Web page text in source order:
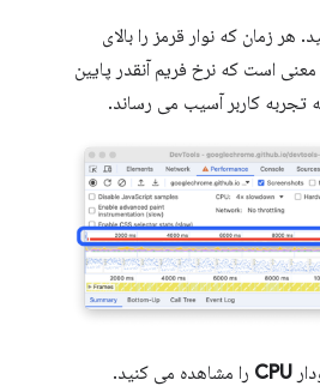
هر زمان که نوار قرمز را بالای
معنی است که نرخ فریم آنقدر پایین
تجربه کاربر آسیب می رساند.
CPU را مشاهده می کنید.